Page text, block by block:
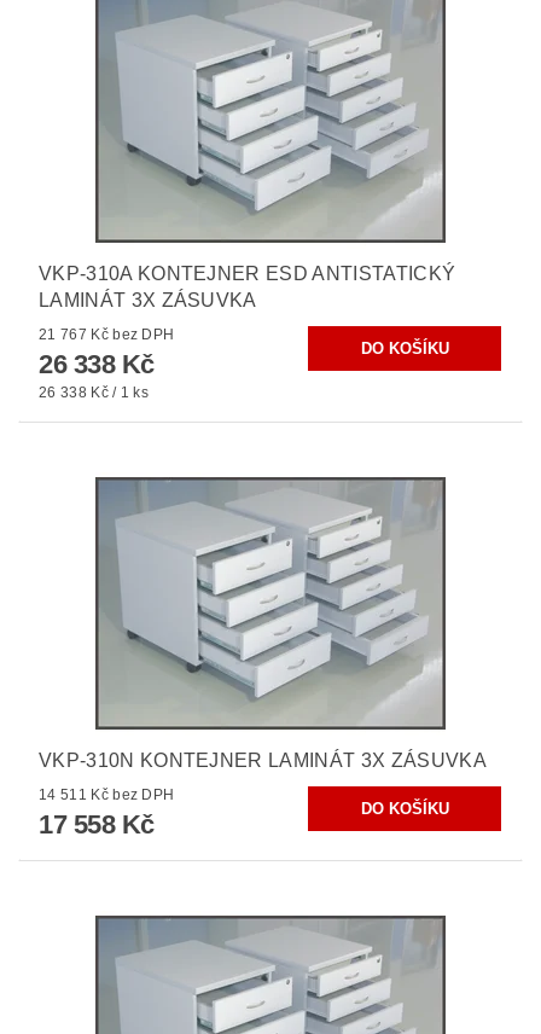
VKP-310A KONTEJNER ESD ANTISTATICKÝ
LAMINÁT 3X ZÁSUVKA
21 767 Kč bez DPH
26 338 Kč
26 338 Kč / 1 ks
VKP-310N KONTEJNER LAMINÁT 3X ZÁSUVKA
14 511 Kč bez DPH
17 558 Kč